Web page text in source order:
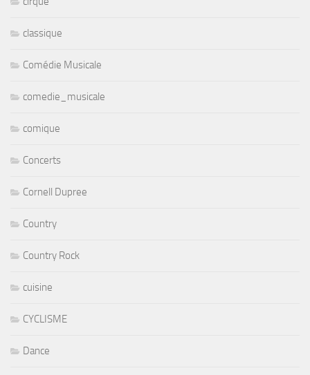
classique
Comédie Musicale
comedie_musicale
comique
Concerts
Cornell Dupree
Country
Country Rock
cuisine
CYCLISME
Dance